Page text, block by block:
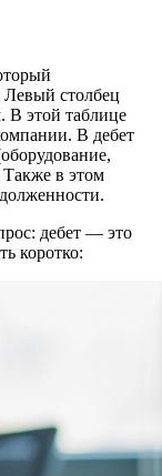
Левый столбец
В этой таблице
В дебет
в этом
дебет — это
коротко: